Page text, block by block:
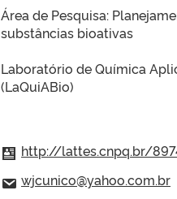
Área de Pesquisa:
substâncias bioativas
Laboratório de Química
(LaQuiABio)
http://lattes.cnpq.br/
wjcunico@yahoo.com.br